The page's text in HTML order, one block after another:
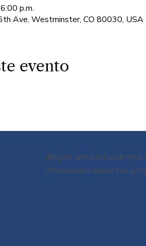
p.m.
Ave, Westminster, CO 80030, USA
evento
¡Regístrate en Flocknote
información sobre los